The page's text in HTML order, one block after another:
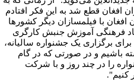
افغان قطع شد به این فکر افتادم
افغان با فیلمسازان دیگر کشورها
فرهنگی آموزش جنبش کارگری
برگزاری یک جشنواره سالیانه،
باشیم و در صورتی که در گام
را در چند روز و با شرکت
کنیم".